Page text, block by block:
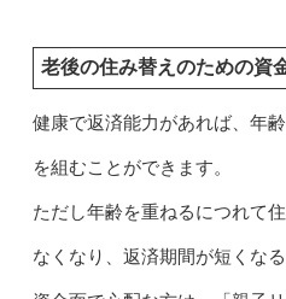
老後の住み替えのための資
健康で返済能力があれば、年
を組むことができます。
ただし年齢を重ねるにつれて
なくなり、返済期間が短くな